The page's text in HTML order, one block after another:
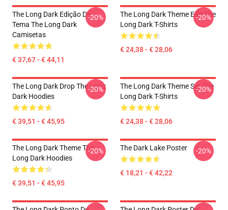
The Long Dark Edição De
Tema The Long Dark
Camisetas
€ 37,67 - € 44,11
-20%
The Long Dark Theme Edit The
Long Dark T-Shirts
€ 24,38 - € 28,06
-20%
The Long Dark Drop The Long
Dark Hoodies
€ 39,51 - € 45,95
-20%
The Long Dark Theme Set The
Long Dark T-Shirts
€ 24,38 - € 28,06
-20%
The Long Dark Theme The
Long Dark Hoodies
€ 39,51 - € 45,95
-20% The Dark Lake Poster
€ 18,21 - € 42,22
-20%